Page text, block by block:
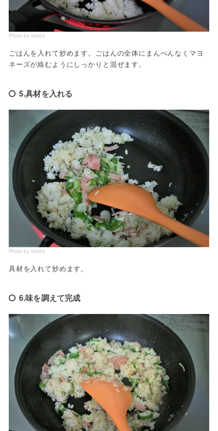
Photo by morico
ごはんを入れて炒めます。ごはんの全体にまんべんなくマヨ
ネーズが絡むようにしっかりと混ぜます。
5.具材を入れる
Photo by morico
具材を入れて炒めます。
6.味を調えて完成